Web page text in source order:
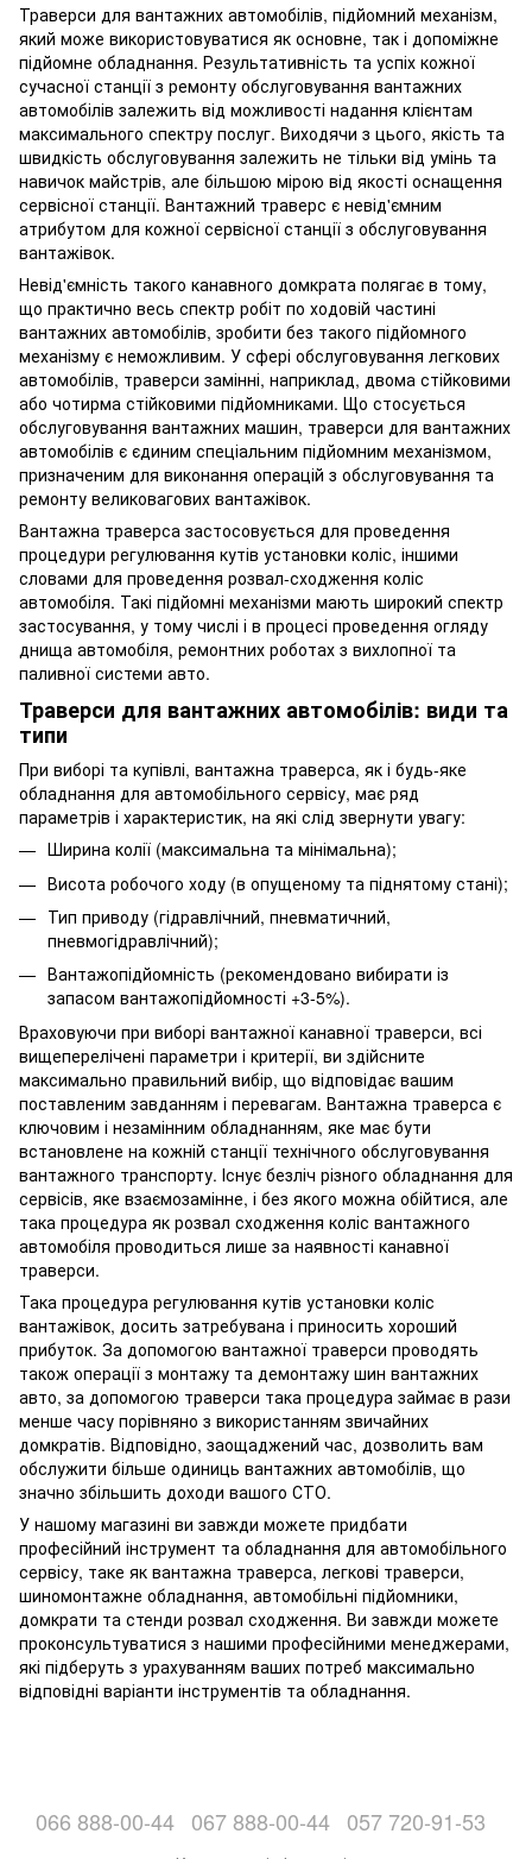
Траверси для вантажних автомобілів, підйомний механізм,
який може використовуватися як основне, так і допоміжне
підйомне обладнання. Результативність та успіх кожної
сучасної станції з ремонту обслуговування вантажних
автомобілів залежить від можливості надання клієнтам
максимального спектру послуг. Виходячи з цього, якість та
швидкість обслуговування залежить не тільки від умінь та
навичок майстрів, але більшою мірою від якості оснащення
сервісної станції. Вантажний траверс є невід'ємним
атрибутом для кожної сервісної станції з обслуговування
вантажівок.
Невід'ємність такого канавного домкрата полягає в тому,
що практично весь спектр робіт по ходовій частині
вантажних автомобілів, зробити без такого підйомного
механізму є неможливим. У сфері обслуговування легкових
автомобілів, траверси замінні, наприклад, двома стійковими
або чотирма стійковими підйомниками. Що стосується
обслуговування вантажних машин, траверси для вантажних
автомобілів є єдиним спеціальним підйомним механізмом,
призначеним для виконання операцій з обслуговування та
ремонту великовагових вантажівок.
Вантажна траверса застосовується для проведення
процедури регулювання кутів установки коліс, іншими
словами для проведення розвал-сходження коліс
автомобіля. Такі підйомні механізми мають широкий спектр
застосування, у тому числі і в процесі проведення огляду
днища автомобіля, ремонтних роботах з вихлопної та
паливної системи авто.
Траверси для вантажних автомобілів: види та
типи
При виборі та купівлі, вантажна траверса, як і будь-яке
обладнання для автомобільного сервісу, має ряд
параметрів і характеристик, на які слід звернути увагу:
Ширина колії (максимальна та мінімальна);
Висота робочого ходу (в опущеному та піднятому стані);
Тип приводу (гідравлічний, пневматичний,
пневмогідравлічний);
Вантажопідйомність (рекомендовано вибирати із
запасом вантажопідйомності +3-5%).
Враховуючи при виборі вантажної канавної траверси, всі
вищеперелічені параметри і критерії, ви здійсните
максимально правильний вибір, що відповідає вашим
поставленим завданням і перевагам. Вантажна траверса є
ключовим і незамінним обладнанням, яке має бути
встановлене на кожній станції технічного обслуговування
вантажного транспорту. Існує безліч різного обладнання для
сервісів, яке взаємозамінне, і без якого можна обійтися, але
така процедура як розвал сходження коліс вантажного
автомобіля проводиться лише за наявності канавної
траверси.
Така процедура регулювання кутів установки коліс
вантажівок, досить затребувана і приносить хороший
прибуток. За допомогою вантажної траверси проводять
також операції з монтажу та демонтажу шин вантажних
авто, за допомогою траверси така процедура займає в рази
менше часу порівняно з використанням звичайних
домкратів. Відповідно, заощаджений час, дозволить вам
обслужити більше одиниць вантажних автомобілів, що
значно збільшить доходи вашого СТО.
У нашому магазині ви завжди можете придбати
професійний інструмент та обладнання для автомобільного
сервісу, таке як вантажна траверса, легкові траверси,
шиномонтажне обладнання, автомобільні підйомники,
домкрати та стенди розвал сходження. Ви завжди можете
проконсультуватися з нашими професійними менеджерами,
які підберуть з урахуванням ваших потреб максимально
відповідні варіанти інструментів та обладнання.
066 888-00-44 067 888-00-44 057 720-91-53